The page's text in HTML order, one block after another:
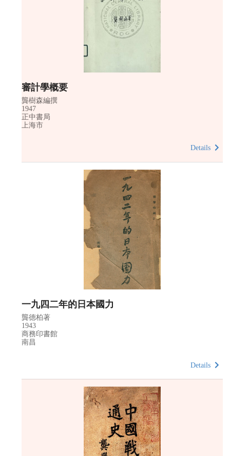
審計學概要
龔樹森編撰
1947
正中書局
上海市
Details
一九四二年的日本國力
龔德柏著
1943
商務印書館
南昌
Details